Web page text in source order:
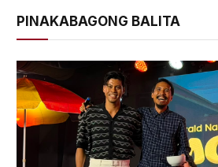
PINAKABAGONG BALITA